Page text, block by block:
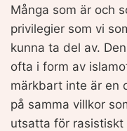
Många som är och
privilegier som vi
kunna ta del av.
ofta i form av
märkbart inte är en
på samma villkor
utsatta för